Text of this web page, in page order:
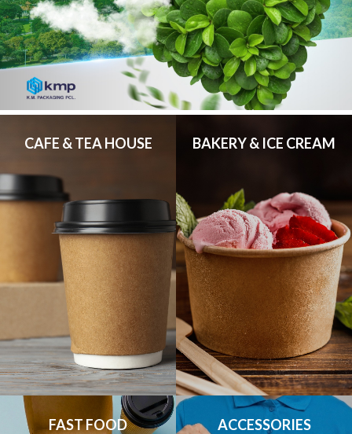
CAFE & TEA HOUSE BAKERY & ICE CREAM
FAST FOOD
ACCESSORIES